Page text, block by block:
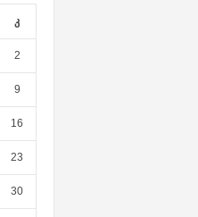
კ
2
9
16
23
30